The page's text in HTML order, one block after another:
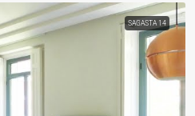
SAGASTA 14